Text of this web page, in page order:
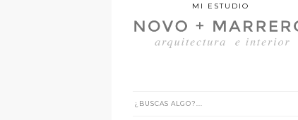
MI ESTUDIO